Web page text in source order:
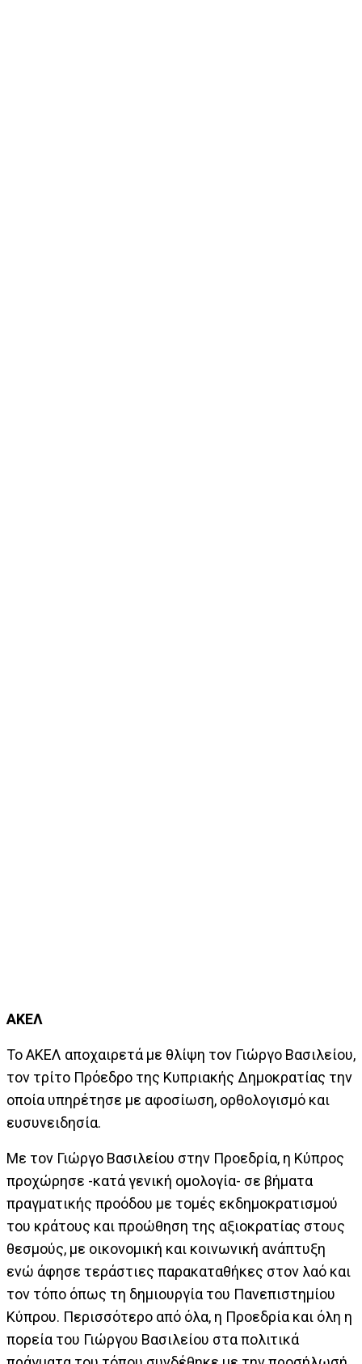
ΑΚΕΛ
Το ΑΚΕΛ αποχαιρετά με θλίψη τον Γιώργο Βασιλείου,
τον τρίτο Πρόεδρο της Κυπριακής Δημοκρατίας την
οποία υπηρέτησε με αφοσίωση, ορθολογισμό και
ευσυνειδησία.
Με τον Γιώργο Βασιλείου στην Προεδρία, η Κύπρος
προχώρησε -κατά γενική ομολογία- σε βήματα
πραγματικής προόδου με τομές εκδημοκρατισμού
του κράτους και προώθηση της αξιοκρατίας στους
θεσμούς, με οικονομική και κοινωνική ανάπτυξη
ενώ άφησε τεράστιες παρακαταθήκες στον λαό και
τον τόπο όπως τη δημιουργία του Πανεπιστημίου
Κύπρου. Περισσότερο από όλα, η Προεδρία και όλη η
πορεία του Γιώργου Βασιλείου στα πολιτικά